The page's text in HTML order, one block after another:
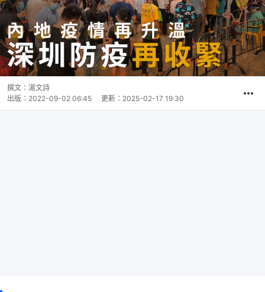
撰文： 湯文詩
出版： 2022-09-02 06:45 更新： 2025-02-17 19:30